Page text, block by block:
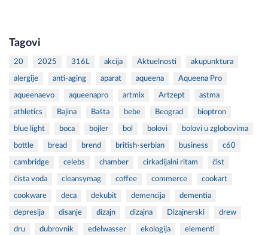
Tagovi
20 2025 316L akcija Aktuelnosti akupunktura
alergije anti-aging aparat aqueena Aqueena Pro
aqueenaevo aqueenapro artmix Artzept astma
athletics Bajina Bašta bebe Beograd bioptron
blue light boca bojler bol bolovi bolovi u zglobovima
bottle bread brend british-serbian business c60
cambridge celebs chamber cirkadijalni ritam čist
čista voda cleansymag coffee commerce cookart
cookware deca dekubit demencija dementia
depresija disanje dizajn dizajna Dizajnerski drew
dru dubrovnik edelwasser ekologija elementi